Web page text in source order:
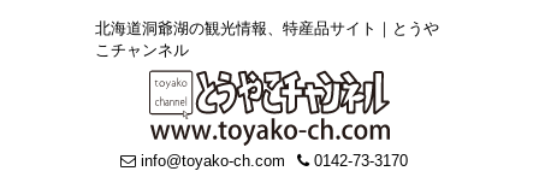
北海道洞爺湖の観光情報、特産品サイト｜とうや
こチャンネル
info@toyako-ch.com 0142-73-3170